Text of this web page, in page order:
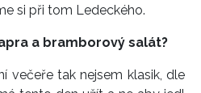
si při tom Ledeckého.
a bramborový salát?
večeře tak nejsem klasik, dle